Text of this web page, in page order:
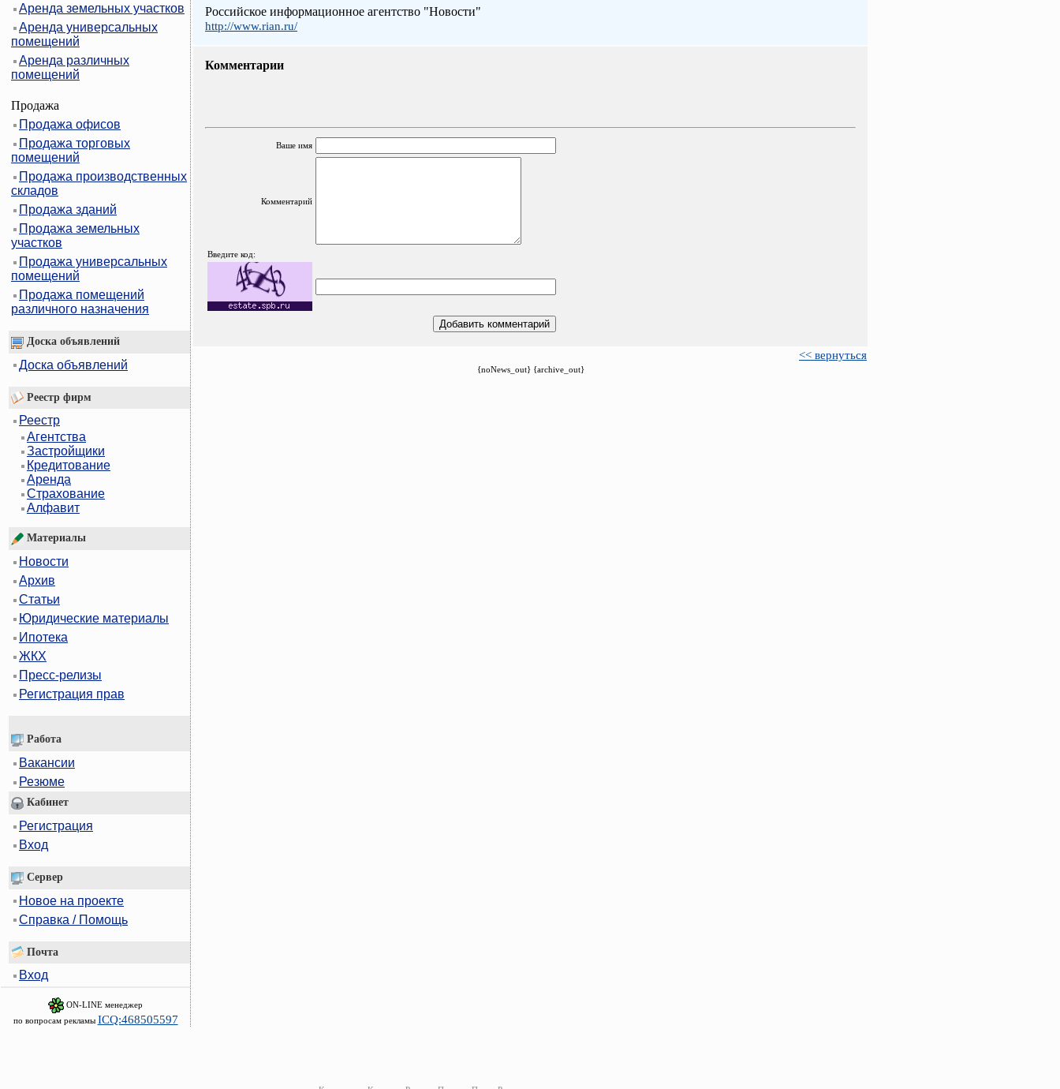
Аренда земельных участков
Аренда универсальных
помещений
Аренда различных
помещений
Продажа
Продажа офисов
Продажа торговых
помещений
Продажа производственных
складов
Продажа зданий
Продажа земельных
участков
Продажа универсальных
помещений
Продажа помещений
различного назначения
Доска объявлений
Доска объявлений
Реестр фирм
Реестр
Агентства
Застройщики
Кредитование
Аренда
Страхование
Алфавит
Материалы
Новости
Архив
Статьи
Юридические материалы
Ипотека
ЖКХ
Пресс-релизы
Регистрация прав
Работа
Вакансии
Резюме
Кабинет
Регистрация
Вход
Сервер
Новое на проекте
Справка / Помощь
Почта
Вход
ON-LINE менеджер
по вопросам рекламы ICQ:468505597
Российское информационное агентство "Новости"
http://www.rian.ru/
Комментарии
Ваше имя
Комментарий
Введите код:
<< вернуться
{noNews_out} {archive_out}